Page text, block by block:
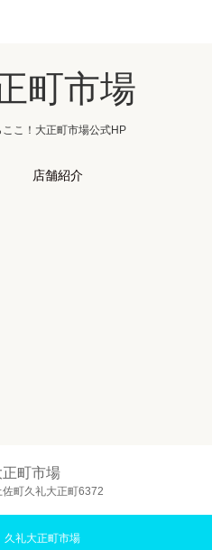
町市場
こ！大正町市場公式HP
店舗紹介
町市場
町久礼大正町6372
久礼大正町市場